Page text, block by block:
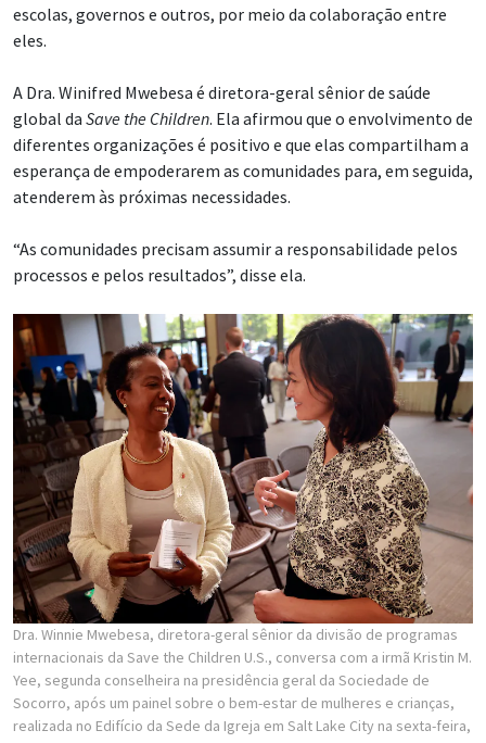
escolas, governos e outros, por meio da colaboração entre
eles.
A Dra. Winifred Mwebesa é diretora-geral sênior de saúde
global da Save the Children. Ela afirmou que o envolvimento de
diferentes organizações é positivo e que elas compartilham a
esperança de empoderarem as comunidades para, em seguida,
atenderem às próximas necessidades.
“As comunidades precisam assumir a responsabilidade pelos
processos e pelos resultados”, disse ela.
Dra. Winnie Mwebesa, diretora-geral sênior da divisão de programas
internacionais da Save the Children U.S., conversa com a irmã Kristin M.
Yee, segunda conselheira na presidência geral da Sociedade de
Socorro, após um painel sobre o bem-estar de mulheres e crianças,
realizada no Edifício da Sede da Igreja em Salt Lake City na sexta-feira,